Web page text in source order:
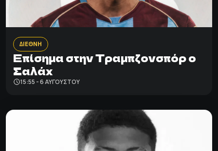
ΔΙΕΘΝΗ
Επίσημα στην Τραμπζονσπόρ o
Σαλάχ
15:55 - 6 ΑΥΓΟΎΣΤΟΥ